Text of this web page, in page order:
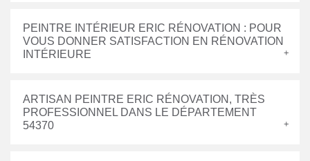
PEINTRE INTÉRIEUR ERIC RÉNOVATION : POUR
VOUS DONNER SATISFACTION EN RÉNOVATION
INTÉRIEURE
ARTISAN PEINTRE ERIC RÉNOVATION, TRÈS
PROFESSIONNEL DANS LE DÉPARTEMENT
54370